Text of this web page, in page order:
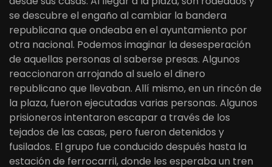
se descubre el engaño al cambiar la bandera
republicana que ondeaba en el ayuntamiento por
otra nacional. Podemos imaginar la desesperación
de aquellas personas al saberse presas. Algunos
reaccionaron arrojando al suelo el dinero
republicano que llevaban. Allí mismo, en un rincón de
la plaza, fueron ejecutadas varias personas. Algunos
prisioneros intentaron escapar a través de los
tejados de las casas, pero fueron detenidos y
fusilados. El grupo fue conducido después hasta la
estación de ferrocarril, donde les esperaba un tren